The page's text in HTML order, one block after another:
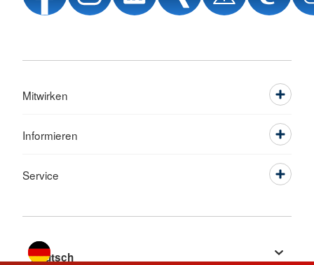
Mitwirken
Informieren
Service
Sprache wechseln zu